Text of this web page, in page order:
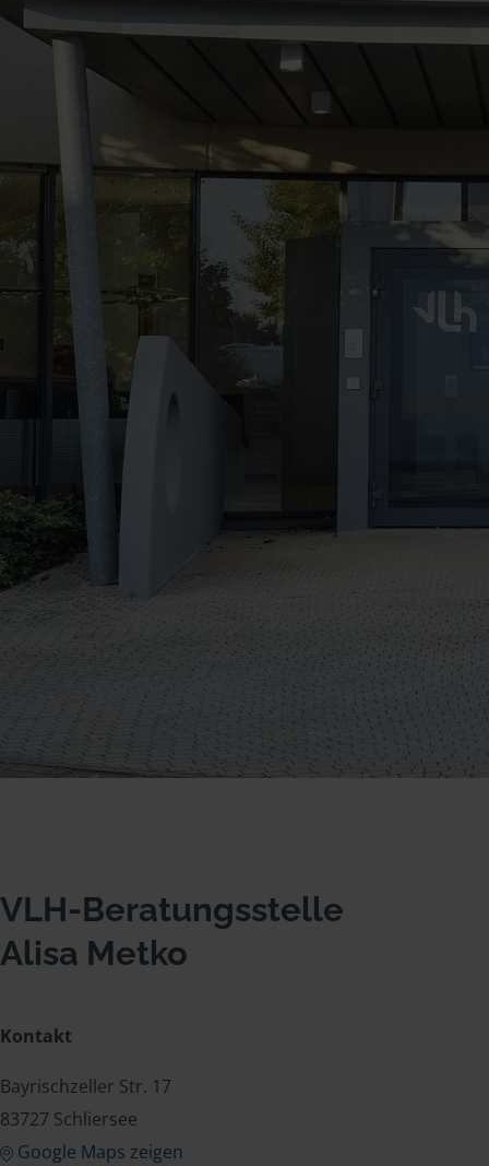
VLH-Beratungsstelle
Alisa Metko
Kontakt
Bayrischzeller Str. 17
83727 Schliersee
Google Maps zeigen